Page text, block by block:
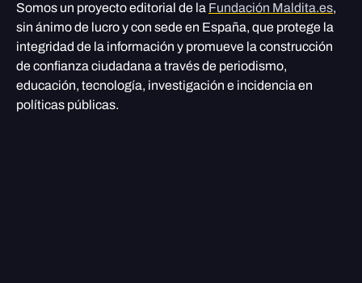
Somos un proyecto editorial de la Fundación Maldita.es,
sin ánimo de lucro y con sede en España, que protege la
integridad de la información y promueve la construcción
de confianza ciudadana a través de periodismo,
educación, tecnología, investigación e incidencia en
políticas públicas.